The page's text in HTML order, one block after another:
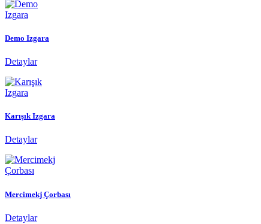
Demo Izgara
Detaylar
Karışık Izgara
Detaylar
Mercimekj Çorbası
Detaylar